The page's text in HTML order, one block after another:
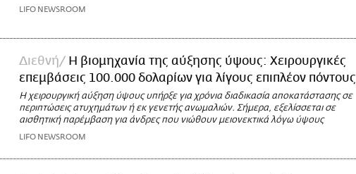
LIFO NEWSROOM
Διεθνή
Η βιομηχανία της αύξησης ύψους: Χειρουργικές
επεμβάσεις 100.000 δολαρίων για λίγους επιπλέον πόντους
Η χειρουργική αύξηση ύψους υπήρξε για χρόνια διαδικασία αποκατάστασης σε
περιπτώσεις ατυχημάτων ή εκ γενετής ανωμαλιών. Σήμερα, εξελίσσεται σε
αισθητική παρέμβαση για άνδρες που νιώθουν μειονεκτικά λόγω ύψους
LIFO NEWSROOM